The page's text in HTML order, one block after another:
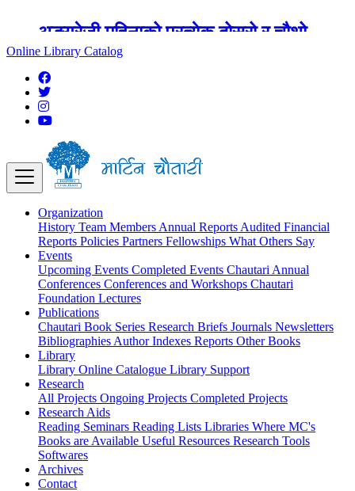
अङ्ग्रेजी महिनाको प्रत्येक दोस्रो र चौथो
शुक्रबार मार्टिन चौतारी र यसको पुस्तकालय
बन्द रहने छ ।
Online Library Catalog
Organization
History Team Members Annual Reports Audited Financial
Reports Policies Partners Fellowships What Others Say
Events
Upcoming Events Completed Events Chautari Annual
Conferences Conferences and Workshops Chautari
Foundation Lectures
Publications
Chautari Book Series Research Briefs Journals Newsletters
Bibliographies Author Indexes Reports Other Books
Library
Library Online Catalogue Library Support
Research
All Projects Ongoing Projects Completed Projects
Research Aids
Reading Seminars Reading Lists Libraries Where MC's
Books are Available Useful Resources Research Tools
Softwares
Archives
Contact